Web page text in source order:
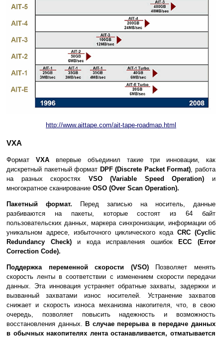
http://www.aittape.com/ait-tape-roadmap.html
VXA
Формат VXA впервые объединил такие три инновации, как
дискретный пакетный формат DPF (Discrete Packet Format), работа
на разных скоростях VSO (Variable Speed Operation) и
многократное сканирование OSO (Over Scan Operation).
Пакетный формат. Перед записью на носитель, данные
разбиваются на пакеты, которые состоят из 64 байт
пользовательских данных, маркера синхронизации, информации об
уникальном адресе, избыточного циклического кода CRC (Cyclic
Redundancy Check)и кода исправления ошибок
ECC (Error
Correction Code).
Поддержка переменной скорости (VSO)Позволяет менять
скорость ленты в соответствии с изменением скорости передачи
данных. Эта инновация устраняет обратные захваты, задержки и
вызванный захватами износ носителей. Устранение захватов
снижает и скорость износа механизма накопителя, что, в свою
очередь, позволяет повысить надежность и возможность
восстановления данных. В случае перерыва в передаче данных
в обычных накопителях лента останавливается, отматывается